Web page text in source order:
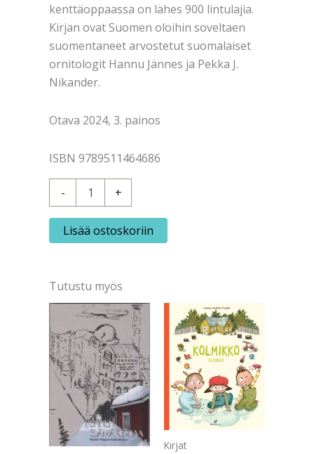
kenttäoppaassa on lähes 900 lintulajia.
Kirjan ovat Suomen oloihin soveltaen
suomentaneet arvostetut suomalaiset
ornitologit Hannu Jännes ja Pekka J.
Nikander.
Otava 2024, 3. painos
ISBN 9789511464686
-
ym.:
Euroopan
alueen
+
Lisää ostoskoriin
Tutustu myös
Kirjat